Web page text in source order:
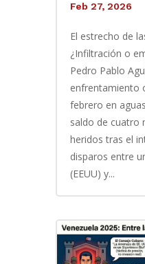
Feb 27, 2026
El estrecho de
¿Infiltración o
Pedro Pablo
enfrentamiento
febrero en
saldo de cuatro
heridos tras el
disparos entre
(EEUU) y...